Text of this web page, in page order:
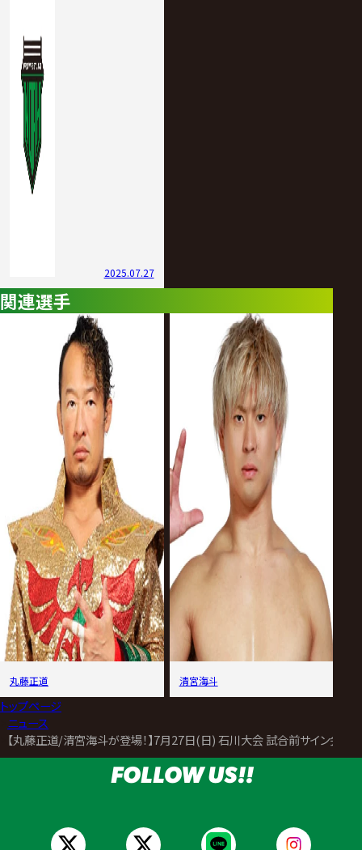
2025.07.27
関連選手
丸藤正道 清宮海斗
トップページ
ニュース
【丸藤正道/清宮海斗が登場！】7月27日(日) 石川大会 試合前サイン会決
FOLLOW US!!